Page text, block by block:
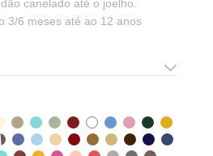
canelado até o joelho.
3/6 meses até ao 12 anos